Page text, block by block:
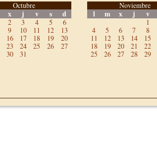
Octubre
x j v s d
2 3 4 5
6
9 10 11 12
13
16 17 18 19
20
23 24 25 26
27
30 31
Noviembre
l m x j v
1
4
5 6 7 8
11
12 13 14 15
18
19 20 21 22
25
26 27 28 29